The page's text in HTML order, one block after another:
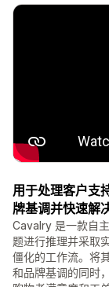
用于处理客户支
牌基调并快速解
Cavalry 是一款自
题进行推理并采取
僵化的工作流。将
和品牌基调的同时